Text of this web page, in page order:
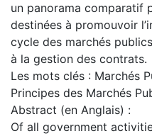
un panorama comparatif
destinées à promouvoir
cycle des marchés
à la gestion des contrats.
Les mots clés : Marchés
Principes des Marchés
Abstract (en Anglais) :
Of all government